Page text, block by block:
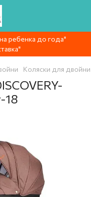
ребенка до года"
Коляски для
18